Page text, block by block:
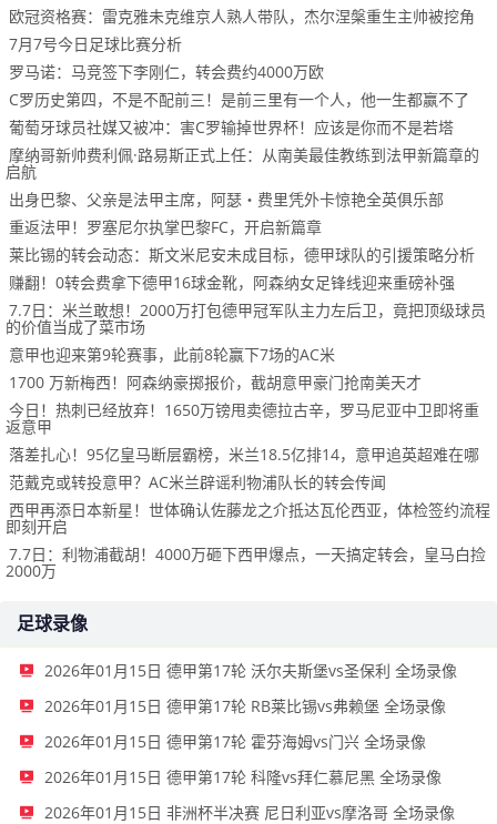
欧冠资格赛：雷克雅未克维京人熟人带队，杰尔涅槃重生主帅被挖角
7月7号今日足球比赛分析
罗马诺：马竞签下李刚仁，转会费约4000万欧
C罗历史第四，不是不配前三！是前三里有一个人，他一生都赢不了
葡萄牙球员社媒又被冲：害C罗输掉世界杯！应该是你而不是若塔
摩纳哥新帅费利佩·路易斯正式上任：从南美最佳教练到法甲新篇章的
启航
出身巴黎、父亲是法甲主席，阿瑟・费里凭外卡惊艳全英俱乐部
重返法甲！罗塞尼尔执掌巴黎FC，开启新篇章
莱比锡的转会动态：斯文米尼安未成目标，德甲球队的引援策略分析
赚翻！0转会费拿下德甲16球金靴，阿森纳女足锋线迎来重磅补强
7.7日：米兰敢想！2000万打包德甲冠军队主力左后卫，竟把顶级球员
的价值当成了菜市场
意甲也迎来第9轮赛事，此前8轮赢下7场的AC米
1700 万新梅西！阿森纳豪掷报价，截胡意甲豪门抢南美天才
今日！热刺已经放弃！1650万镑甩卖德拉古辛，罗马尼亚中卫即将重
返意甲
落差扎心！95亿皇马断层霸榜，米兰18.5亿排14，意甲追英超难在哪
范戴克或转投意甲？AC米兰辟谣利物浦队长的转会传闻
西甲再添日本新星！世体确认佐藤龙之介抵达瓦伦西亚，体检签约流程
即刻开启
7.7日：利物浦截胡！4000万砸下西甲爆点，一天搞定转会，皇马白捡
2000万
足球录像
2026年01月15日 德甲第17轮 沃尔夫斯堡vs圣保利 全场录像
2026年01月15日 德甲第17轮 RB莱比锡vs弗赖堡 全场录像
2026年01月15日 德甲第17轮 霍芬海姆vs门兴 全场录像
2026年01月15日 德甲第17轮 科隆vs拜仁慕尼黑 全场录像
2026年01月15日 非洲杯半决赛 尼日利亚vs摩洛哥 全场录像